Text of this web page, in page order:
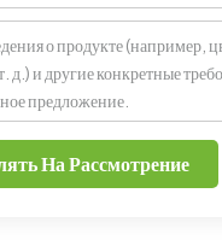
На Рассмотрение